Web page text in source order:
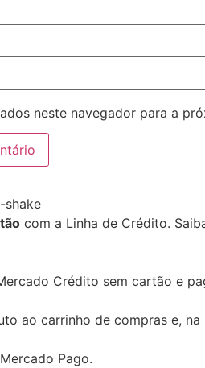
neste navegador para a
com a Linha de Crédito.
Crédito sem cartão e
ao carrinho de compras e, na
Pago.